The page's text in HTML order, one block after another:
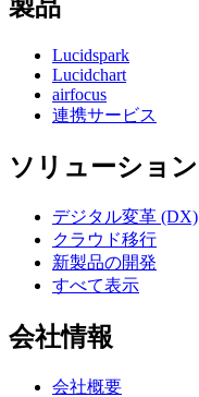
製品
Lucidspark
Lucidchart
airfocus
連携サービス
ソリューション
デジタル変革 (DX)
クラウド移行
新製品の開発
すべて表示
会社情報
会社概要